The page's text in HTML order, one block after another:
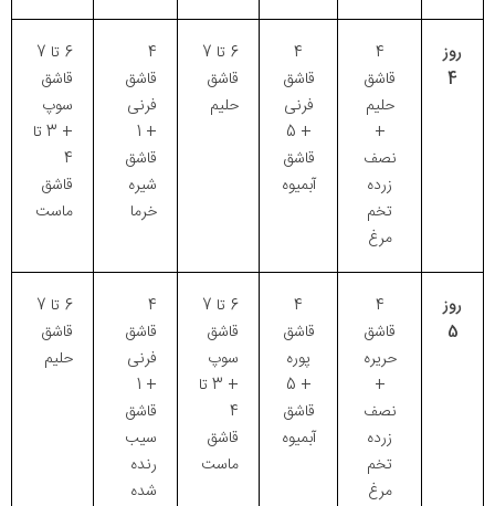
روز
4
4
قاشق
حلیم
+
نصف
زرده
تخم
مرغ
4
قاشق
فرنی
+ 5
قاشق
آبمیوه
6 تا 7
قاشق
حلیم
4
قاشق
فرنی
+ 1
قاشق
شیره
خرما
6 تا 7
قاشق
سوپ
+ 3 تا
4
قاشق
ماست
روز
5
4
قاشق
حریره
+
نصف
زرده
تخم
مرغ
4
قاشق
پوره
+ 5
قاشق
آبمیوه
6 تا 7
قاشق
سوپ
+ 3 تا
4
قاشق
ماست
4
قاشق
فرنی
+ 1
قاشق
سیب
رنده
شده
6 تا 7
قاشق
حلیم